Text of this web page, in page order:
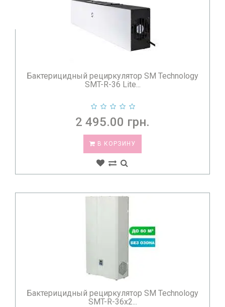
Бактерицидный рециркулятор SM Technology
SMT-R-36 Lite...
2 495.00 грн.
В КОРЗИНУ
Бактерицидный рециркулятор SM Technology
SMT-R-36x2...